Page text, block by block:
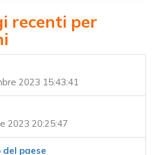
recenti per
2023 15:43:41
2023 20:25:47
del paese